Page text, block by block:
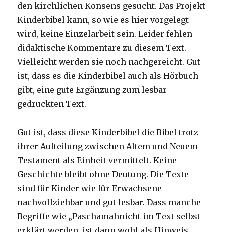
den kirchlichen Konsens gesucht. Das Projekt
Kinderbibel kann, so wie es hier vorgelegt
wird, keine Einzelarbeit sein. Leider fehlen
didaktische Kommentare zu diesem Text.
Vielleicht werden sie noch nachgereicht. Gut
ist, dass es die Kinderbibel auch als Hörbuch
gibt, eine gute Ergänzung zum lesbar
gedruckten Text.
Gut ist, dass diese Kinderbibel die Bibel trotz
ihrer Aufteilung zwischen Altem und Neuem
Testament als Einheit vermittelt. Keine
Geschichte bleibt ohne Deutung. Die Texte
sind für Kinder wie für Erwachsene
nachvollziehbar und gut lesbar. Dass manche
Begriffe wie „Paschamahnicht im Text selbst